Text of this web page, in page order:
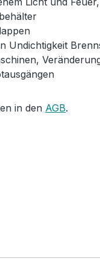
Undichtigkeit
in den AGB.